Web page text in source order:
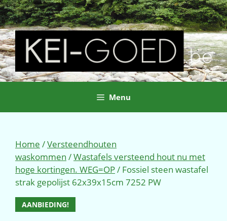
Ga
naar
de
inhoud
Menu
Home /Versteendhouten
waskommen /Wastafels versteend hout nu met
hoge kortingen. WEG=OP/ Fossiel steen wastafel
strak gepolijst 62x39x15cm 7252 PW
AANBIEDING!